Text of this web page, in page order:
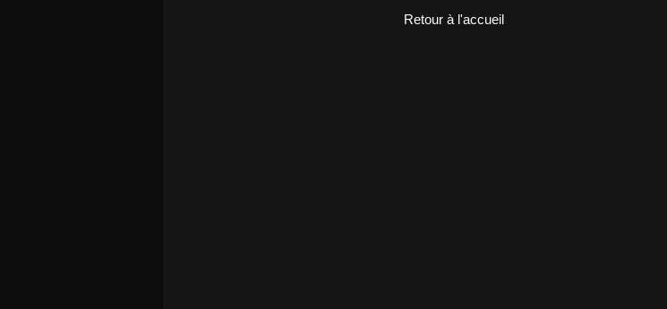
Retour à l'accueil